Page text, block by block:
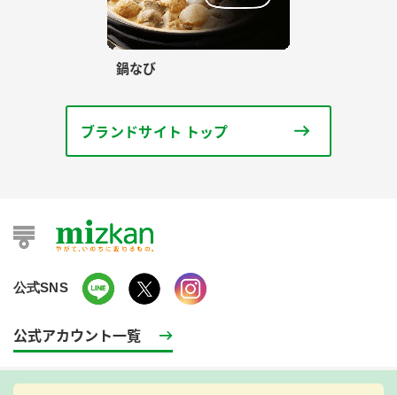
鍋なび
ブランドサイト トップ
公式SNS
公式アカウント一覧